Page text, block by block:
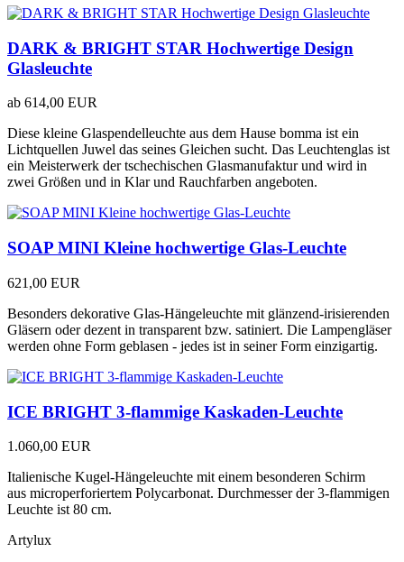
DARK & BRIGHT STAR Hochwertige Design
Glasleuchte
ab 614,00 EUR
Diese kleine Glaspendelleuchte aus dem Hause bomma ist ein
Lichtquellen Juwel das seines Gleichen sucht. Das Leuchtenglas ist
ein Meisterwerk der tschechischen Glasmanufaktur und wird in
zwei Größen und in Klar und Rauchfarben angeboten.
SOAP MINI Kleine hochwertige Glas-Leuchte
621,00 EUR
Besonders dekorative Glas-Hängeleuchte mit glänzend-irisierenden
Gläsern oder dezent in transparent bzw. satiniert. Die Lampengläser
werden ohne Form geblasen - jedes ist in seiner Form einzigartig.
ICE BRIGHT 3-flammige Kaskaden-Leuchte
1.060,00 EUR
Italienische Kugel-Hängeleuchte mit einem besonderen Schirm
aus microperforiertem Polycarbonat. Durchmesser der 3-flammigen
Leuchte ist 80 cm.
Artylux